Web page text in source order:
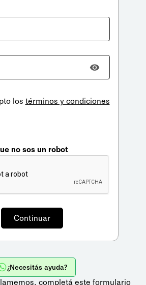
los términos y condiciones
no sos un robot
¿Necesitás ayuda?
completá este formulario